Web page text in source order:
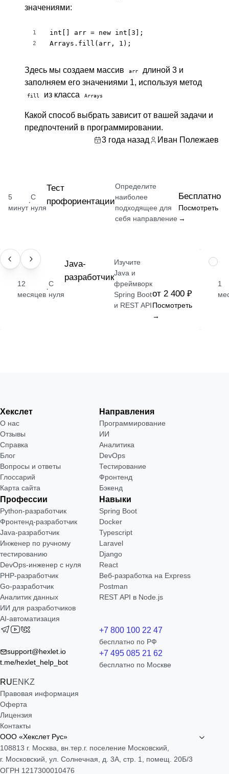
значениями:
1
2
int[] arr = new int[3];
Arrays.fill(arr, 1);
Здесь мы создаем массив arr
длиной 3 и
заполняем его значениями 1, используя метод
fill из класса Arrays
Какой способ выбрать зависит от вашей задачи и
предпочтений в программировании.
3 года назад
Иван Полежаев
5
минут
·
С
нуля
Тест
профориентации
Определите
наиболее
подходящее для
себя направление
Бесплатно
Посмотреть
→
ПРОФЕССИЯ
12
месяцев
·
С
нуля
Java-
разработчик
Изучите
Java и
фреймворк
Spring Boot
и REST API
от 2 400 ₽
Посмотреть
→
1
Хекслет
О нас
Отзывы
Справка
Блог
Вопросы и ответы
Глоссарий
Карта сайта
Направления
Программирование
ИИ
Аналитика
DevOps
Тестирование
Фронтенд
Бэкенд
Профессии
Python-разработчик
Фронтенд-разработчик
Java-разработчик
Инженер по ручному
тестированию
DevOps-инженер с нуля
РНР-разработчик
Go-разработчик
Аналитик данных
ИИ для разработчиков
AI-автоматизация
Навыки
Spring Boot
Docker
Typescript
Laravel
Django
React
Веб-разработка на Express
Postman
REST API в Node.js
support@hexlet.io
t.me/hexlet_help_bot
RUEN KZ
+7 800 100 22 47
бесплатно по РФ
+7 495 085 21 62
бесплатно по Москве
Правовая информация
Оферта
Лицензия
Контакты
ООО «Хекслет Рус»
108813 г. Москва, вн.тер.г. поселение Московский,
г. Московский, ул. Солнечная, д. 3А, стр. 1, помещ. 20Б/3
ОГРН 1217300010476